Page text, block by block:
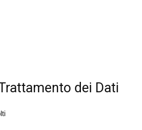
dei Dati